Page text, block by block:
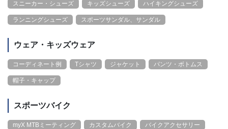
スニーカー・シューズ キッズシューズ ハイキングシューズ
ランニングシューズ スポーツサンダル、サンダル
ウェア・キッズウェア
コーディネート例 Tシャツ ジャケット パンツ・ボトムス
帽子・キャップ
スポーツバイク
myX MTBミーティング カスタムバイク バイクアクセサリー